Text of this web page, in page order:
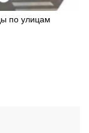
по улицам